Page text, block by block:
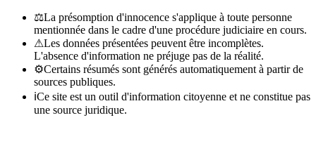
⚖La présomption d'innocence s'applique à toute personne
mentionnée dans le cadre d'une procédure judiciaire en cours.
⚠Les données présentées peuvent être incomplètes.
L'absence d'information ne préjuge pas de la réalité.
⚙Certains résumés sont générés automatiquement à partir de
sources publiques.
ℹCe site est un outil d'information citoyenne et ne constitue pas
une source juridique.